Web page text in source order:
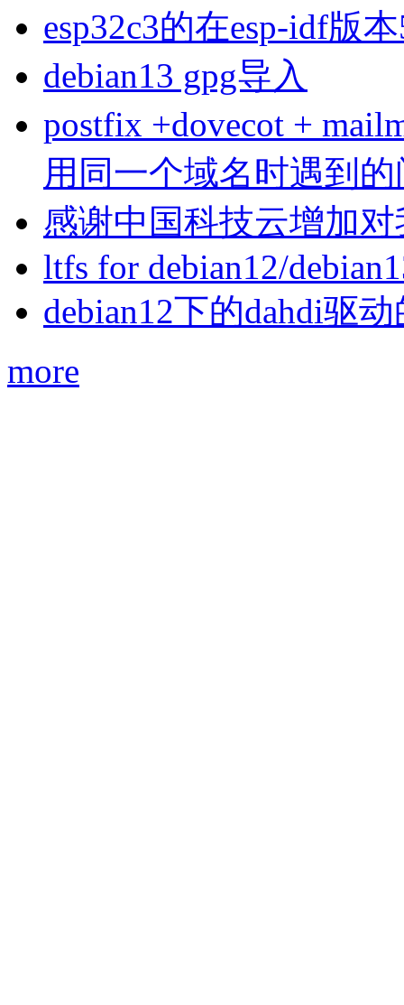
esp32c3的在esp-idf版
debian13 gpg导入
postfix +dovecot +
用同一个域名时遇到
感谢中国科技云增加
ltfs for debian12/
debian12下的dahdi驱动
more